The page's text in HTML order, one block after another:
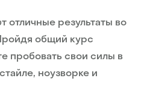
отличные результаты во
общий курс
пробовать свои силы в
ноузворке и